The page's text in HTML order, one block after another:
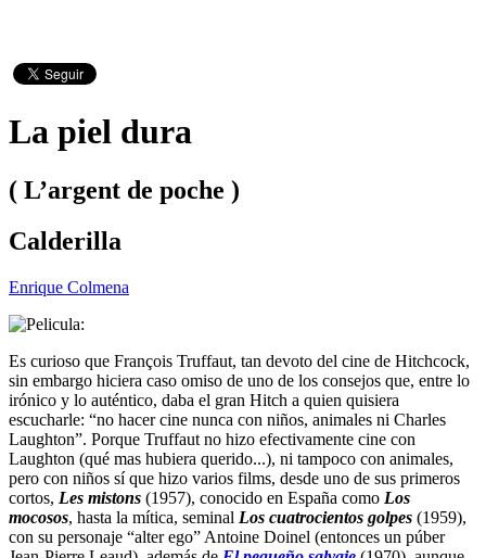
La piel dura
( L’argent de poche )
Calderilla
Enrique Colmena
Es curioso que François Truffaut, tan devoto del cine de Hitchcock,
sin embargo hiciera caso omiso de uno de los consejos que, entre lo
irónico y lo auténtico, daba el gran Hitch a quien quisiera
escucharle: “no hacer cine nunca con niños, animales ni Charles
Laughton”. Porque Truffaut no hizo efectivamente cine con
Laughton (qué mas hubiera querido...), ni tampoco con animales,
pero con niños sí que hizo varios films, desde uno de sus primeros
cortos, Les mistons (1957), conocido en España como Los
mocosos, hasta la mítica, seminal Los cuatrocientos golpes (1959),
con su personaje “alter ego” Antoine Doinel (entonces un púber